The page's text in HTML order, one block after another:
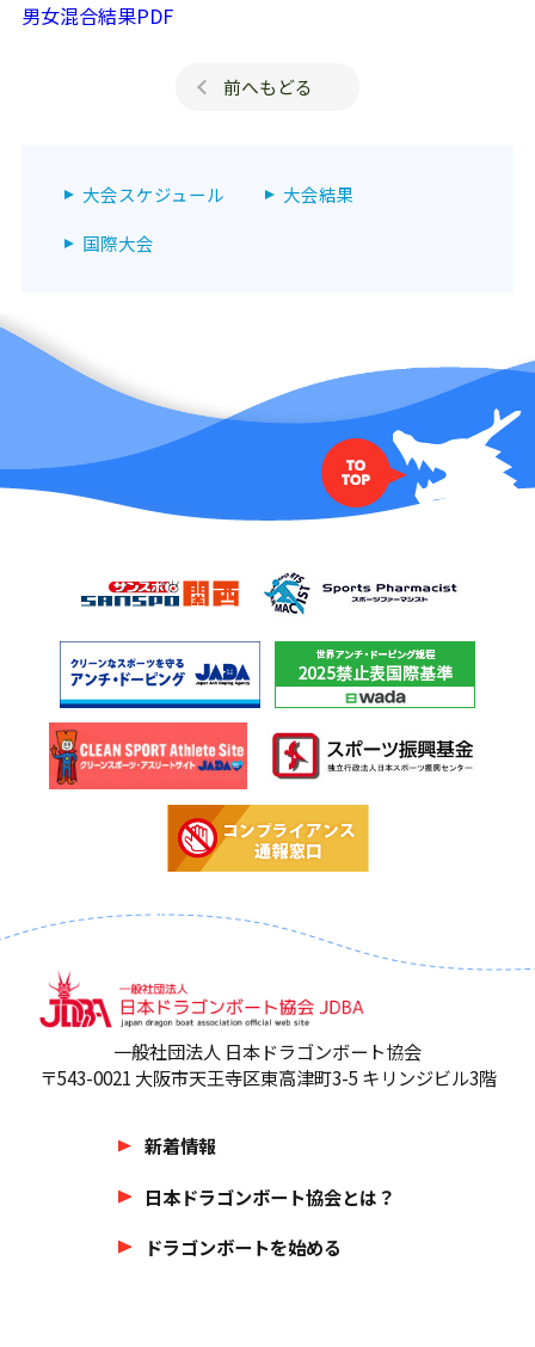
男女混合結果PDF
前へもどる
大会スケジュール
大会結果
国際大会
一般社団法人 日本ドラゴンボート協会
〒543-0021 大阪市天王寺区東高津町3-5 キリンジビル3階
新着情報
日本ドラゴンボート協会とは？
ドラゴンボートを始める